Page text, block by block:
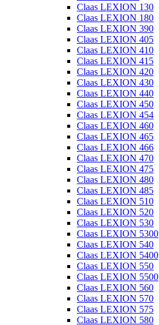
Claas LEXION 130
Claas LEXION 180
Claas LEXION 390
Claas LEXION 405
Claas LEXION 410
Claas LEXION 415
Claas LEXION 420
Claas LEXION 430
Claas LEXION 440
Claas LEXION 450
Claas LEXION 454
Claas LEXION 460
Claas LEXION 465
Claas LEXION 466
Claas LEXION 470
Claas LEXION 475
Claas LEXION 480
Claas LEXION 485
Claas LEXION 510
Claas LEXION 520
Claas LEXION 530
Claas LEXION 5300
Claas LEXION 540
Claas LEXION 5400
Claas LEXION 550
Claas LEXION 5500
Claas LEXION 560
Claas LEXION 570
Claas LEXION 575
Claas LEXION 580